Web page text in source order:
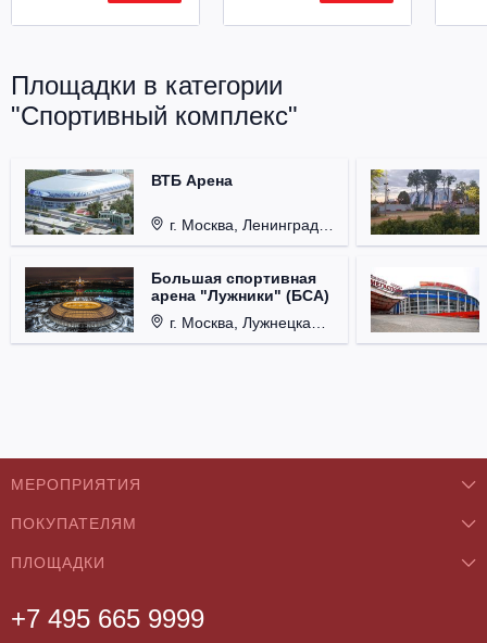
Площадки в категории
"Спортивный комплекс"
ВТБ Арена
г. Москва, Ленинградский проспект, д. 36
Большая спортивная
арена "Лужники" (БСА)
г. Москва, Лужнецкая набережная, д. 24
+7 495 665 9999
МЕРОПРИЯТИЯ
Концерты
Классика
Театры
ПОКУПАТЕЛЯМ
О нас
Как купить
ПЛОЩАДКИ
Бар/Ресторан/Кафе